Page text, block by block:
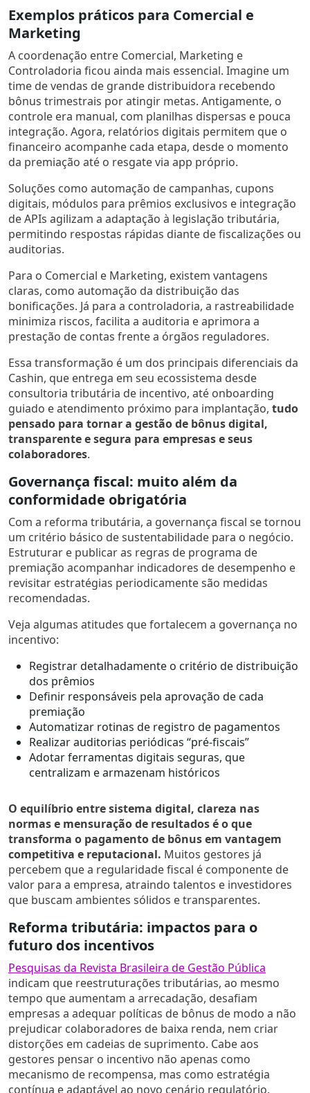
Exemplos práticos para Comercial e
Marketing
A coordenação entre Comercial, Marketing e
Controladoria ficou ainda mais essencial. Imagine um
time de vendas de grande distribuidora recebendo
bônus trimestrais por atingir metas. Antigamente, o
controle era manual, com planilhas dispersas e pouca
integração. Agora, relatórios digitais permitem que o
financeiro acompanhe cada etapa, desde o momento
da premiação até o resgate via app próprio.
Soluções como automação de campanhas, cupons
digitais, módulos para prêmios exclusivos e integração
de APIs agilizam a adaptação à legislação tributária,
permitindo respostas rápidas diante de fiscalizações ou
auditorias.
Para o Comercial e Marketing, existem vantagens
claras, como automação da distribuição das
bonificações. Já para a controladoria, a rastreabilidade
minimiza riscos, facilita a auditoria e aprimora a
prestação de contas frente a órgãos reguladores.
Essa transformação é um dos principais diferenciais da
Cashin, que entrega em seu ecossistema desde
consultoria tributária de incentivo, até onboarding
guiado e atendimento próximo para implantação, tudo
pensado para tornar a gestão de bônus digital,
transparente e segura para empresas e seus
colaboradores.
Governança fiscal: muito além da
conformidade obrigatória
Com a reforma tributária, a governança fiscal se tornou
um critério básico de sustentabilidade para o negócio.
Estruturar e publicar as regras de programa de
premiação acompanhar indicadores de desempenho e
revisitar estratégias periodicamente são medidas
recomendadas.
Veja algumas atitudes que fortalecem a governança no
incentivo:
Registrar detalhadamente o critério de distribuição
dos prêmios
Definir responsáveis pela aprovação de cada
premiação
Automatizar rotinas de registro de pagamentos
Realizar auditorias periódicas “pré-fiscais”
Adotar ferramentas digitais seguras, que
centralizam e armazenam históricos
O equilíbrio entre sistema digital, clareza nas
normas e mensuração de resultados é o que
transforma o pagamento de bônus em vantagem
competitiva e reputacional. Muitos gestores já
percebem que a regularidade fiscal é componente de
valor para a empresa, atraindo talentos e investidores
que buscam ambientes sólidos e transparentes.
Reforma tributária: impactos para o
futuro dos incentivos
Pesquisas da Revista Brasileira de Gestão Pública
indicam que reestruturações tributárias, ao mesmo
tempo que aumentam a arrecadação, desafiam
empresas a adequar políticas de bônus de modo a não
prejudicar colaboradores de baixa renda, nem criar
distorções em cadeias de suprimento. Cabe aos
gestores pensar o incentivo não apenas como
mecanismo de recompensa, mas como estratégia
contínua e adaptável ao novo cenário regulatório.